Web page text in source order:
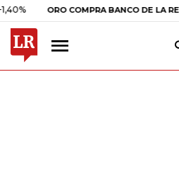
ORO COMPRA BANCO DE LA